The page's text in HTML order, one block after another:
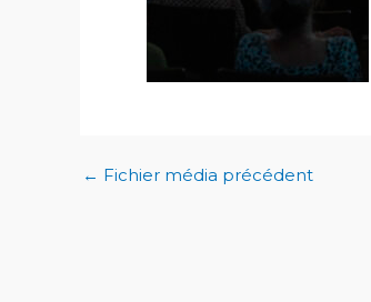
← Fichier média précédent